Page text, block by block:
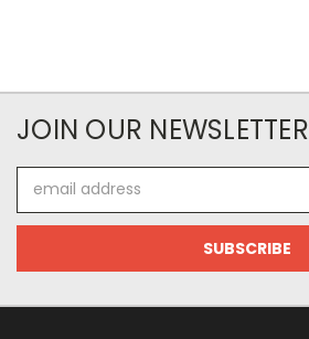
JOIN OUR NEWSLETTER
Address